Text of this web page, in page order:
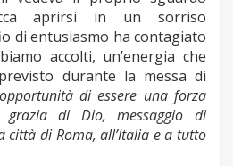
aprirsi in un sorriso
di entusiasmo ha contagiato
accolti, un’energia che
durante la messa di
di essere una forza
di Dio, messaggio di
città di Roma, all’Italia e a tutto